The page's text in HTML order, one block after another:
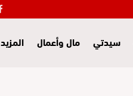
سيدتي مال وأعمال المزيد